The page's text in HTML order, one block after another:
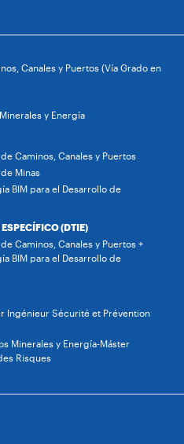
Canales y Puertos (Vía Grado en
y Energía
Caminos, Canales y Puertos
Minas
BIM para el Desarrollo de
(DTIE)
Caminos, Canales y Puertos +
BIM para el Desarrollo de
Ingénieur Sécurité et Prévention
Minerales y Energía-Máster
Risques